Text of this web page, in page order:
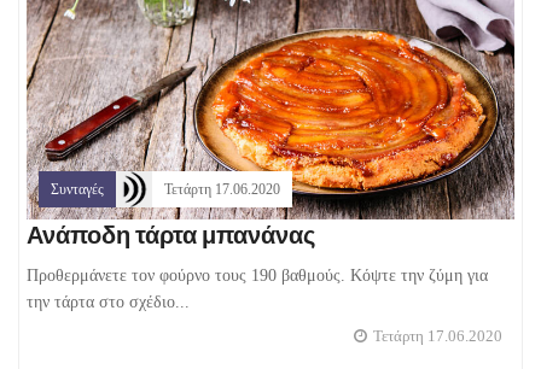
Συνταγές Τετάρτη 17.06.2020
Ανάποδη τάρτα μπανάνας
Προθερμάνετε τον φούρνο τους 190 βαθμούς. Κόψτε την ζύμη για
την τάρτα στο σχέδιο...
Τετάρτη 17.06.2020